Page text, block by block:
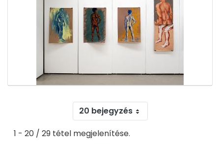
20 bejegyzés
1 - 20 / 29 tétel megjelenítése.